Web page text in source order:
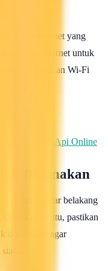
kuota internet yang
paket internet untuk
gunakan Wi-Fi
Tiket Kereta Api Online
Digunakan
di latar belakang
Oleh karena itu, pastikan
digunakan agar
sia.